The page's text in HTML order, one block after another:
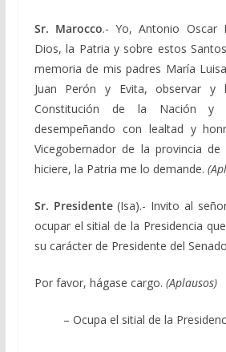
Sr. Marocco.- Yo, Antonio Oscar
Dios, la Patria y sobre estos
memoria de mis padres María
Juan Perón y Evita, observar y
Constitución de la Nación y
desempeñando con lealtad y
Vicegobernador de la provincia
hiciere, la Patria me lo demande.
Sr. Presidente(Isa).- Invito al
ocupar el sitial de la Presidencia
su carácter de Presidente del
Por favor, hágase cargo. (Aplausos)
– Ocupa el sitial de la